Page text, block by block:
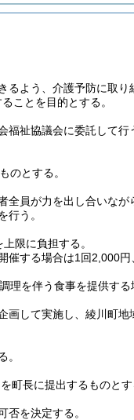
よう、介護予防に取
ことを目的とする。
祉協議会に委託して行
のとする。
員が力を出し合いなが
行う。
限に負担する。
する場合は1回2,000
理を伴う食事を提供す
して実施し、綾川町
。
を町長に提出するものとす
を決定する。